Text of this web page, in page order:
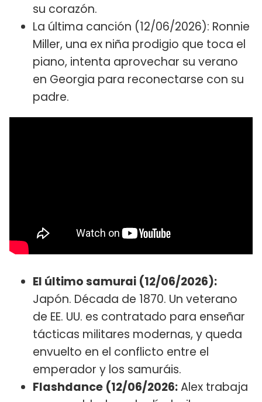
su corazón.
La última canción (12/06/2026): Ronnie
Miller, una ex niña prodigio que toca el
piano, intenta aprovechar su verano
en Georgia para reconectarse con su
padre.
El último samurai (12/06/2026):
Japón. Década de 1870. Un veterano
de EE. UU. es contratado para enseñar
tácticas militares modernas, y queda
envuelto en el conflicto entre el
emperador y los samuráis.
Flashdance (12/06/2026:Alex trabaja